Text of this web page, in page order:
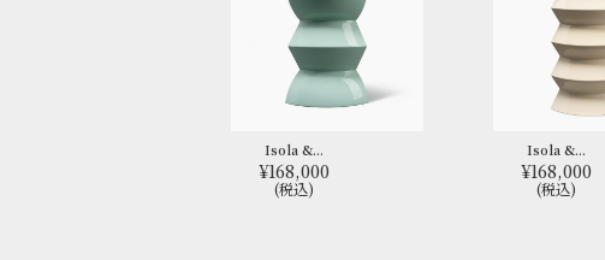
Isola &...
¥168,000
(税込)
Isola &...
¥168,000
(税込)